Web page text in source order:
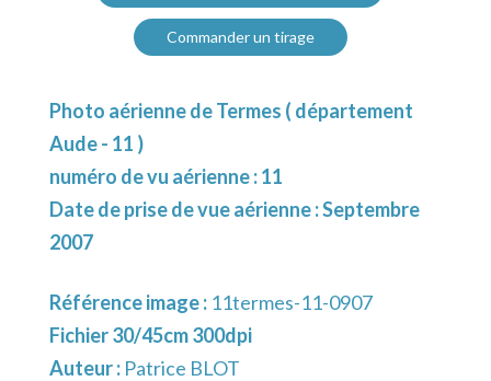
Commander un tirage
Photo aérienne de Termes ( département
Aude - 11 )
numéro de vu aérienne : 11
Date de prise de vue aérienne : Septembre
2007
Référence image : 11termes-11-0907
Fichier 30/45cm 300dpi
Auteur : Patrice BLOT